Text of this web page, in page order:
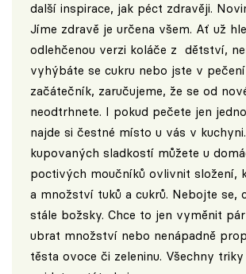
další inspirace, jak péct zdravěji.
Jíme zdravě je určena všem. Ať už
odlehčenou verzi koláče z dětství,
vyhýbáte se cukru nebo jste v
začátečník, zaručujeme, že se od
neodtrhnete. I pokud pečete jen
najde si čestné místo u vás v
kupovaných sladkostí můžete u
poctivých moučníků ovlivnit složení,
a množství tuků a cukrů. Nebojte se,
stále božsky. Chce to jen vyměnit
ubrat množství nebo nenápadně
těsta ovoce či zeleninu. Všechny